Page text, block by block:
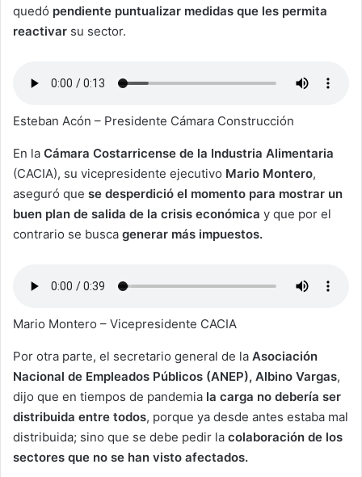
quedó pendiente puntualizar medidas que les permita
reactivar su sector.
Esteban Acón – Presidente Cámara Construcción
En la Cámara Costarricense de la Industria Alimentaria
(CACIA), su vicepresidente ejecutivo Mario Montero,
aseguró que se desperdició el momento para mostrar un
buen plan de salida de la crisis económica y que por el
contrario se busca generar más impuestos.
Mario Montero – Vicepresidente CACIA
Por otra parte, el secretario general de la Asociación
Nacional de Empleados Públicos (ANEP), Albino Vargas,
dijo que en tiempos de pandemia la carga no debería ser
distribuida entre todos, porque ya desde antes estaba mal
distribuida; sino que se debe pedir la colaboración de los
sectores que no se han visto afectados.